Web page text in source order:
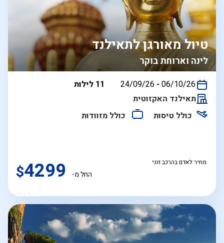
לינה וארוחת בוקר
טיול מאורגן לתאילנד
בין
24/09/26 - 06/10/26
11 לילות
תאילנד האקזוטית
כולל טיסות
כולל מזוודות
מחיר לאדם בהרכב זוגי
החל מ- $4299